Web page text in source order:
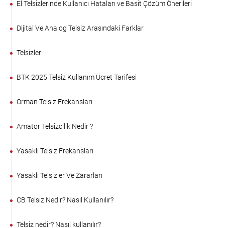
El Telsizlerinde Kullanıcı Hataları ve Basit Çözüm Önerileri
Dijital Ve Analog Telsiz Arasındaki Farklar
Telsizler
BTK 2025 Telsiz Kullanım Ücret Tarifesi
Orman Telsiz Frekansları
Amatör Telsizcilik Nedir ?
Yasaklı Telsiz Frekansları
Yasaklı Telsizler Ve Zararları
CB Telsiz Nedir? Nasıl Kullanılır?
Telsiz nedir? Nasıl kullanılır?